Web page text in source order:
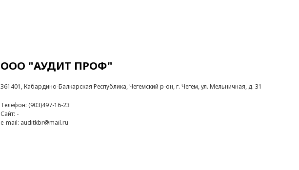
ООО "АУДИТ ПРОФ"
361401, Кабардино-Балкарская Республика, Чегемский р-он, г. Чегем, ул. Мельничная, д. 31
Телефон: (903)497-16-23
Сайт: -
e-mail: auditkbr@mail.ru